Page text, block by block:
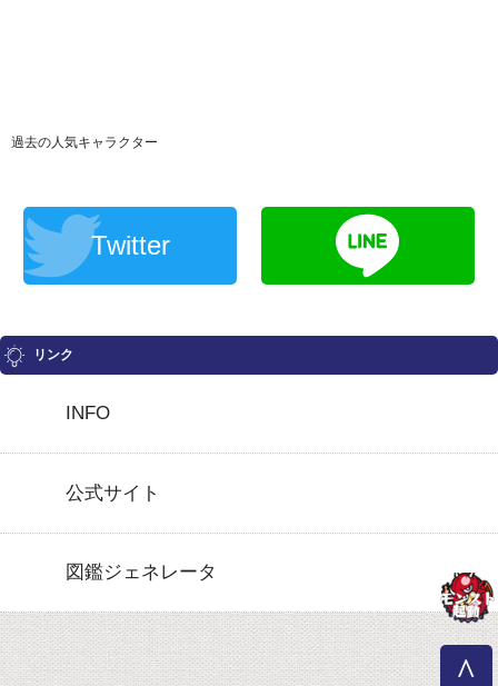
過去の人気キャラクター
Twitter
リンク
INFO
公式サイト
図鑑ジェネレータ